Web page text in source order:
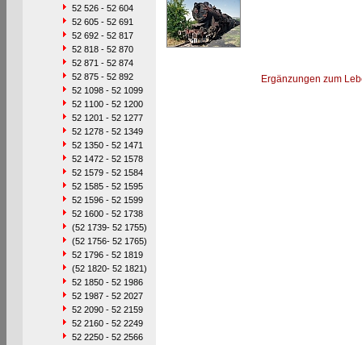
52 526 - 52 604
52 605 - 52 691
52 692 - 52 817
52 818 - 52 870
52 871 - 52 874
52 875 - 52 892
52 1098 - 52 1099
52 1100 - 52 1200
52 1201 - 52 1277
52 1278 - 52 1349
52 1350 - 52 1471
52 1472 - 52 1578
52 1579 - 52 1584
52 1585 - 52 1595
52 1596 - 52 1599
52 1600 - 52 1738
(52 1739- 52 1755)
(52 1756- 52 1765)
52 1796 - 52 1819
(52 1820- 52 1821)
52 1850 - 52 1986
52 1987 - 52 2027
52 2090 - 52 2159
52 2160 - 52 2249
52 2250 - 52 2566
Ergänzungen zum